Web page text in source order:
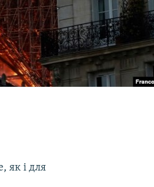
як і для